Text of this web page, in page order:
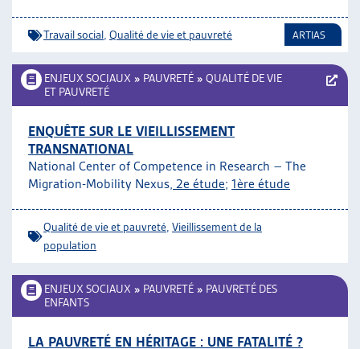
Travail social Qualité de vie et pauvreté ARTIAS
ENJEUX SOCIAUX » PAUVRETÉ » QUALITÉ DE VIE
ET PAUVRETÉ
ENQUÊTE SUR LE VIEILLISSEMENT
TRANSNATIONAL
National Center of Competence in Research – The
Migration-Mobility Nexus, 2e étude; 1ère étude
Qualité de vie et pauvreté Vieillissement de la
population
ENJEUX SOCIAUX » PAUVRETÉ » PAUVRETÉ DES
ENFANTS
LA PAUVRETÉ EN HÉRITAGE : UNE FATALITÉ ?